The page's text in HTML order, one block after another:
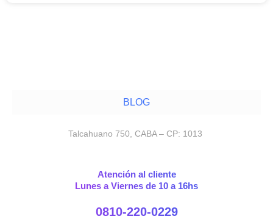
BLOG
Talcahuano 750, CABA – CP: 1013
Atención al cliente
Lunes a Viernes de 10 a 16hs
0810-220-0229